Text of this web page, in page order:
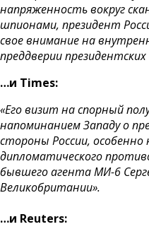
напряженность вокруг
шпионами, президент
свое внимание на
преддверии
…и Times:
«Его визит на спорный
напоминанием Западу о
стороны России, особенно
дипломатического
бывшего агента МИ-6
Великобритании».
…и Reuters: